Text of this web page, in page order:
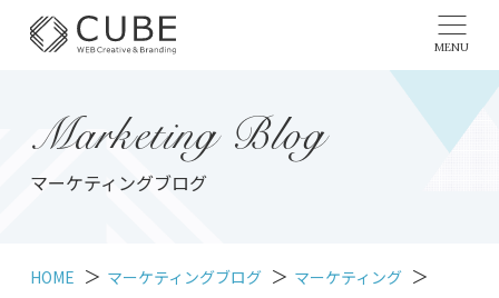
MENU
Marketing Blog
マーケティングブログ
HOME マーケティングブログ
マーケティング